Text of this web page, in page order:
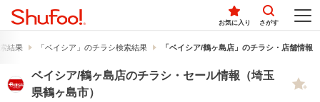
お気に入り さがす
結果 「ベイシア」のチラシ検索結果 「ベイシア/鶴ヶ島店」のチラシ・店舗情報
ベイシア/鶴ヶ島店のチラシ・セール情報（埼玉
県鶴ヶ島市）